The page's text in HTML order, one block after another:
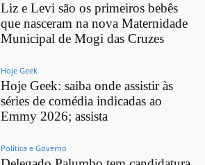
Liz e Levi são os primeiros bebês
que nasceram na nova Maternidade
Municipal de Mogi das Cruzes
Hoje Geek
Hoje Geek: saiba onde assistir às
séries de comédia indicadas ao
Emmy 2026; assista
Política e Governo